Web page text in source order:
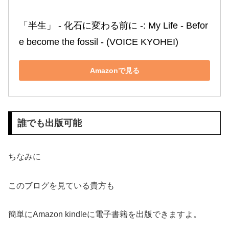
「半生」 ‐ 化石に変わる前に ‐: My Life ‐ Befor
e become the fossil ‐ (VOICE KYOHEI)
Amazonで見る
誰でも出版可能
ちなみに
このブログを見ている貴方も
簡単にAmazon kindleに電子書籍を出版できますよ。